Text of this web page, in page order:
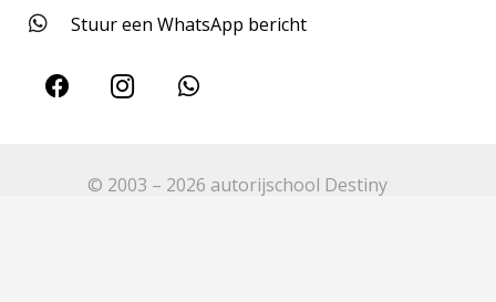
Stuur een WhatsApp bericht
© 2003 – 2026 autorijschool Destiny